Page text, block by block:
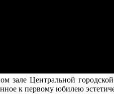
Центральной
к первому юбилею